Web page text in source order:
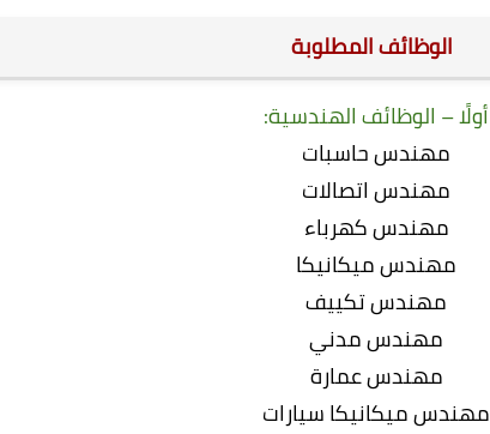
الوظائف المطلوبة
أولًا – الوظائف الهندسية:
مهندس حاسبات
مهندس اتصالات
مهندس كهرباء
مهندس ميكانيكا
مهندس تكييف
مهندس مدني
مهندس عمارة
مهندس ميكانيكا سيارات